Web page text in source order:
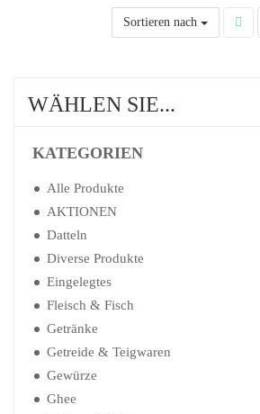
Sortieren nach
WÄHLEN SIE...
KATEGORIEN
Alle Produkte
AKTIONEN
Datteln
Diverse Produkte
Eingelegtes
Fleisch & Fisch
Getränke
Getreide & Teigwaren
Gewürze
Ghee